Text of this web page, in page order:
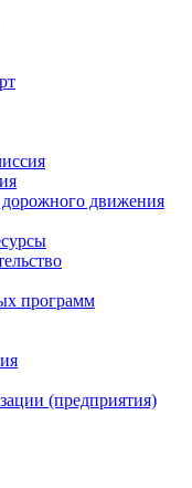
дорожного движения
программ
(предприятия)